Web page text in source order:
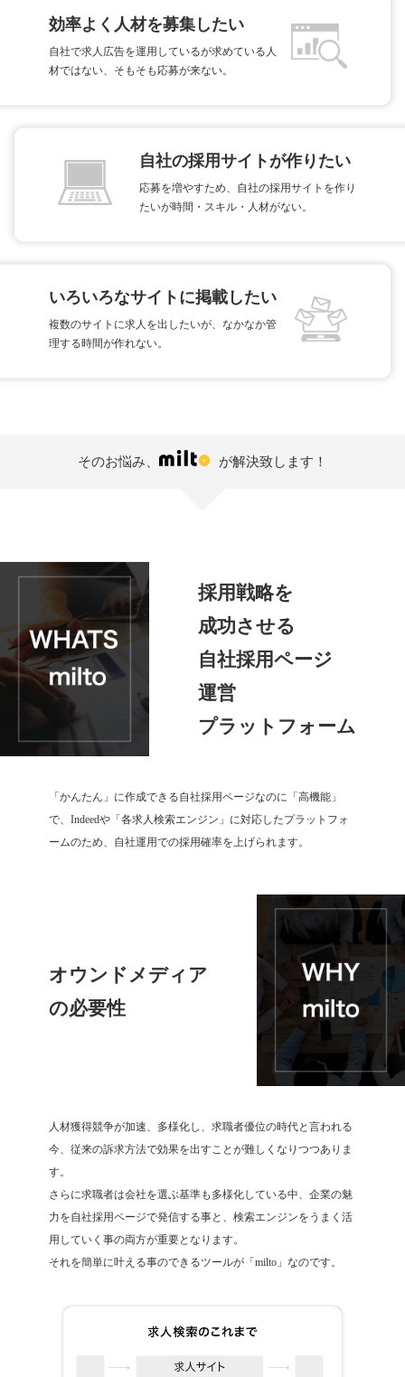
効率よく人材を募集したい
自社で求人広告を運用しているが求めている人
材ではない、そもそも応募が来ない。
自社の採用サイトが作りたい
応募を増やすため、自社の採用サイトを作り
たいが時間・スキル・人材がない。
いろいろなサイトに掲載したい
複数のサイトに求人を出したいが、なかなか管
理する時間が作れない。
そのお悩み、 が解決致します！
採用戦略を
成功させる
自社採用ページ
運営
プラットフォーム
「かんたん」に作成できる自社採用ページなのに「高機能」
で、Indeedや「各求人検索エンジン」に対応したプラットフォ
ームのため、自社運用での採用確率を上げられます。
オウンドメディア
の必要性
人材獲得競争が加速、多様化し、求職者優位の時代と言われる
今、従来の訴求方法で効果を出すことが難しくなりつつありま
す。
さらに求職者は会社を選ぶ基準も多様化している中、企業の魅
力を自社採用ページで発信する事と、検索エンジンをうまく活
用していく事の両方が重要となります。
それを簡単に叶える事のできるツールが「milto」なのです。